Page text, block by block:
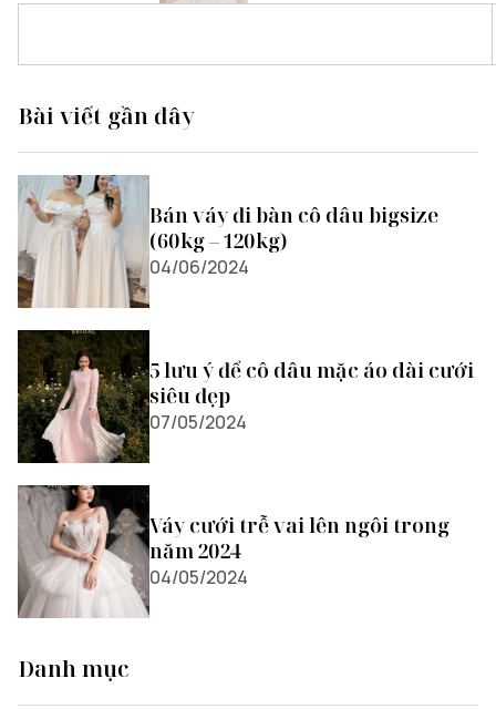
Bài viết gần đây
Bán váy đi bàn cô dâu bigsize
(60kg – 120kg)
04/06/2024
5 lưu ý để cô dâu mặc áo dài cưới
siêu đẹp
07/05/2024
Váy cưới trễ vai lên ngôi trong
năm 2024
04/05/2024
Danh mục